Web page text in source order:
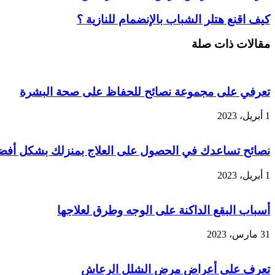
كيف اقنع هتلر الشباب بالإنضمام للنازية ؟
مقالات ذات صلة
تعرفي على مجموعة نصائح للحفاظ على صحة البشرة
1 أبريل، 2023
نصائح تساعدك في الحصول على العلاج بمنزلك بشكل
1 أبريل، 2023
أسباب البقع الداكنة على الوجه وطرق لعلاجها
31 مارس، 2023
تعرف على أعراض مرض الشلل الرعاش